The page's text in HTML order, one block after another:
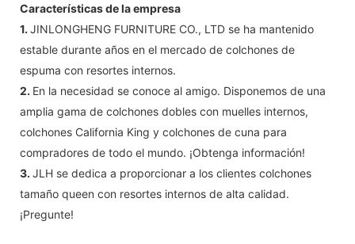
Características de la empresa
1. JINLONGHENG FURNITURE CO., LTD se ha mantenido
estable durante años en el mercado de colchones de
espuma con resortes internos.
2. En la necesidad se conoce al amigo. Disponemos de una
amplia gama de colchones dobles con muelles internos,
colchones California King y colchones de cuna para
compradores de todo el mundo. ¡Obtenga información!
3. JLH se dedica a proporcionar a los clientes colchones
tamaño queen con resortes internos de alta calidad.
¡Pregunte!